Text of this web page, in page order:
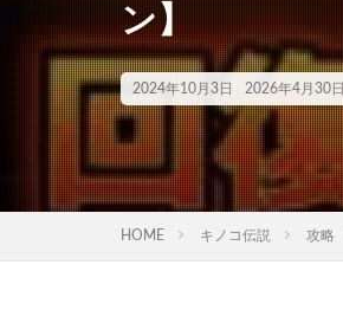
ン】
2024年10月3日 2026年4月30日
HOME キノコ伝説 攻略